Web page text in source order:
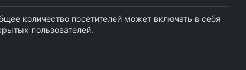
количество посетителей может включать в себя
пользователей.